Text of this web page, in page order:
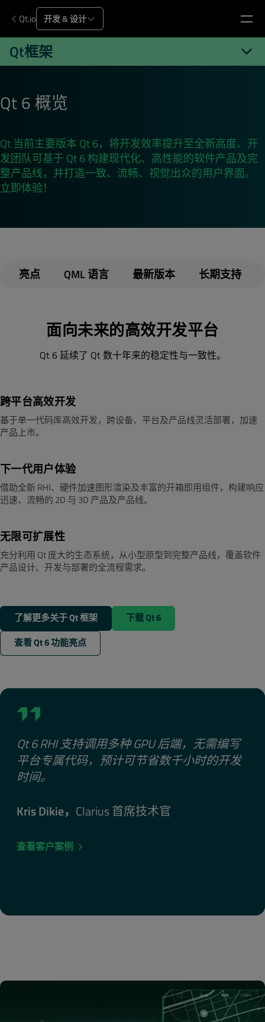
Qt.io 开发 & 设计
Qt.io/zh-cn
Qt 6 概览
Qt 当前主要版本 Qt 6，将开发效率提升至全新高度。开
发团队可基于 Qt 6 构建现代化、高性能的软件产品及完
整产品线，并打造一致、流畅、视觉出众的用户界面。
立即体验！
Qt框架
亮点 QML 语言 最新版本 长期支持
面向未来的高效开发平台
Qt 6 延续了 Qt 数十年来的稳定性与一致性。
跨平台高效开发
基于单一代码库高效开发，跨设备、平台及产品线灵活部署，加速
产品上市。
下一代用户体验
借助全新 RHI、硬件加速图形渲染及丰富的开箱即用组件，构建响应
迅速、流畅的 2D 与 3D 产品及产品线。
无限可扩展性
充分利用 Qt 庞大的生态系统，从小型原型到完整产品线，覆盖软件
产品设计、开发与部署的全流程需求。
了解更多关于 Qt 框架
下载 Qt 6
查看 Qt 6 功能亮点
Qt 6 RHI 支持调用多种 GPU 后端，无需编写
平台专属代码，预计可节省数千小时的开发
时间。
Kris Dikie， Clarius 首席技术官
查看客户案例